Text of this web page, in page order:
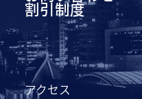
割引制度
アクセス